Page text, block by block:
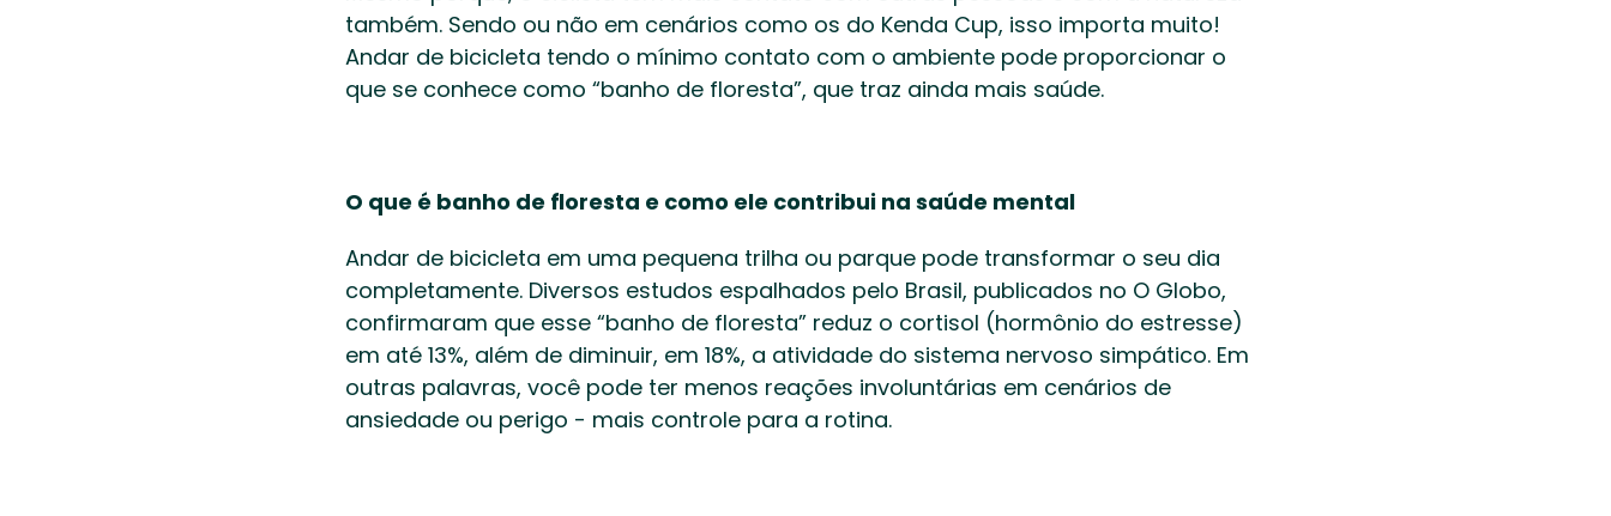
também. Sendo ou não em cenários como os do Kenda Cup, isso importa muito!
Andar de bicicleta tendo o mínimo contato com o ambiente pode proporcionar o
que se conhece como “banho de floresta”, que traz ainda mais saúde.
O que é banho de floresta e como ele contribui na saúde mental
Andar de bicicleta em uma pequena trilha ou parque pode transformar o seu dia
completamente. Diversos estudos espalhados pelo Brasil, publicados no O Globo,
confirmaram que esse “banho de floresta” reduz o cortisol (hormônio do estresse)
em até 13%, além de diminuir, em 18%, a atividade do sistema nervoso simpático. Em
outras palavras, você pode ter menos reações involuntárias em cenários de
ansiedade ou perigo - mais controle para a rotina.